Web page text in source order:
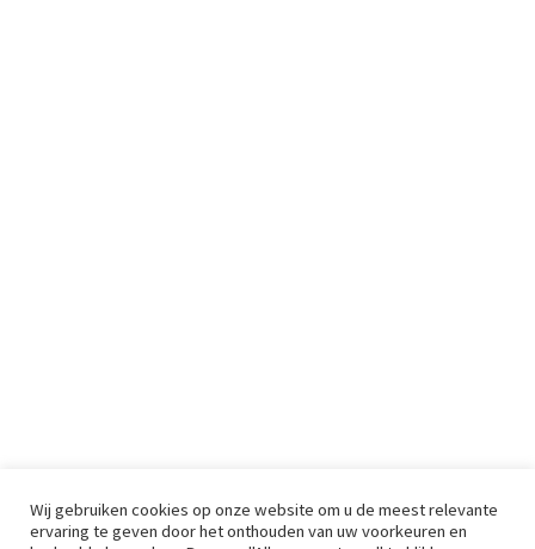
Wij gebruiken cookies op onze website om u de meest relevante
ervaring te geven door het onthouden van uw voorkeuren en